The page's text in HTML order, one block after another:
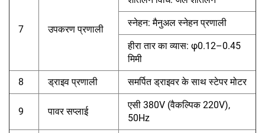
7 उपकरण प्रणाली
स्नेहन: मैनुअल स्नेहन प्रणाली
हीरा तार का व्यास: φ0.12–0.45
मिमी
8 ड्राइव प्रणाली समर्पित ड्राइवर के साथ स्टेपर मोटर
9 पावर सप्लाई
एसी 380V (वैकल्पिक 220V),
50Hz